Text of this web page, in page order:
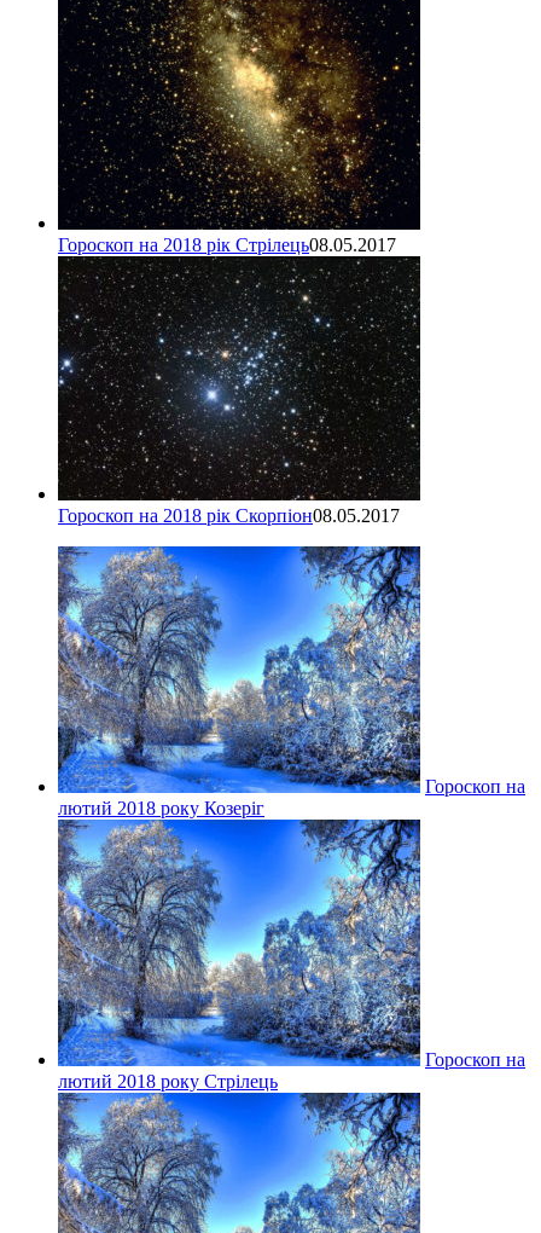
Гороскоп на 2018 рік Стрілець08.05.2017
Гороскоп на 2018 рік Скорпіон08.05.2017
Гороскоп на
лютий 2018 року Козеріг
Гороскоп на
лютий 2018 року Стрілець